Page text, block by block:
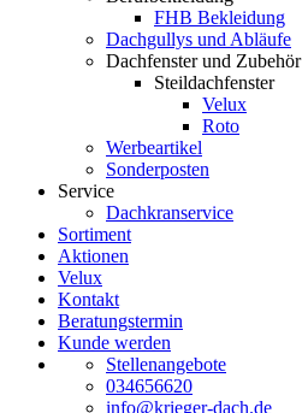
FHB Bekleidung
Dachgullys und Abläufe
Dachfenster und Zubehör
Steildachfenster
Velux
Roto
Werbeartikel
Sonderposten
Service
Dachkranservice
Sortiment
Aktionen
Velux
Kontakt
Beratungstermin
Kunde werden
Stellenangebote
034656620
info@krieger-dach.de